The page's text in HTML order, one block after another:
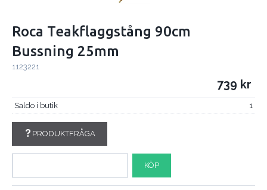
Roca Teakflaggstång 90cm
Bussning 25mm
1123221
739
Saldo i butik 1
PRODUKTFRÅGA
KÖP